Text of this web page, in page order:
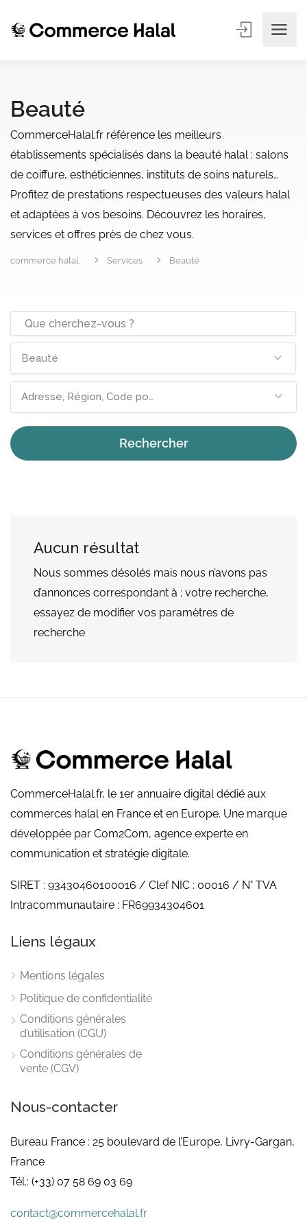
Beauté
CommerceHalal.fr référence les meilleurs
établissements spécialisés dans la beauté halal : salons
de coiffure, esthéticiennes, instituts de soins naturels…
Profitez de prestations respectueuses des valeurs halal
et adaptées à vos besoins. Découvrez les horaires,
services et offres près de chez vous.
commerce halal. Services Beauté
Beauté
Adresse, Région, Code postal
Rechercher
Aucun résultat
Nous sommes désolés mais nous n’avons pas
d’annonces correspondant à ; votre recherche,
essayez de modifier vos paramètres de
recherche
CommerceHalal.fr, le 1er annuaire digital dédié aux
commerces halal en France et en Europe. Une marque
développée par Com2Com, agence experte en
communication et stratégie digitale.
SIRET : 93430460100016 / Clef NIC : 00016 / N° TVA
Intracommunautaire : FR69934304601
Liens légaux
Mentions légales
Politique de confidentialité
Conditions générales
d’utilisation (CGU)
Conditions générales de
vente (CGV)
Nous-contacter
Bureau France : 25 boulevard de l’Europe, Livry-Gargan,
France
Tél.: (+33) 07 58 69 03 69
contact@commercehalal.fr